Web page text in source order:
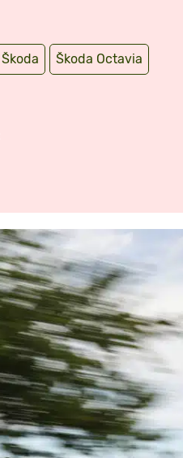
Škoda Škoda Octavia